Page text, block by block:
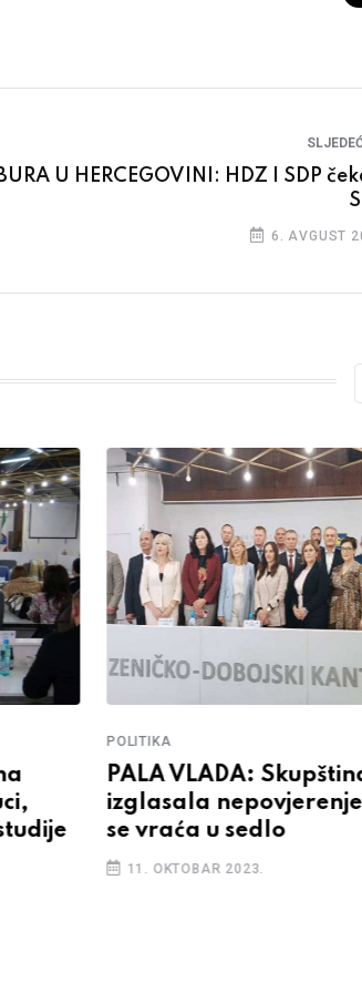
BURA U HERCEGOVINI: HDZ I SDP
6. AVGUST
POLITIKA
PALA VLADA:
izglasala
se vraća u sedlo
11. OKTOBAR 2023.